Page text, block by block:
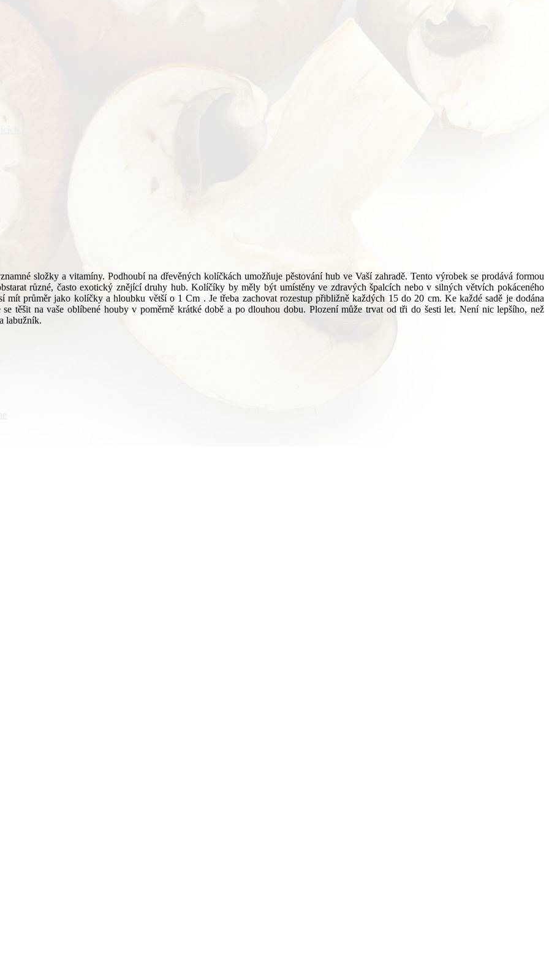
složky a vitamíny. Podhoubí na dřevěných kolíčkách umožňuje pěstování hub ve Vaší zahradě. Tento výrobek se prodává formou
různé, často exotický znějící druhy hub. Kolíčíky by měly být umístěny ve zdravých špalcích nebo v silných větvích pokáceného
průměr jako kolíčky a hloubku větší o 1 Cm . Je třeba zachovat rozestup přibližně každých 15 do 20 cm. Ke každé sadě je dodána
těšit na vaše oblíbené houby v poměrně krátké době a po dlouhou dobu. Plození může trvat od tři do šesti let. Není nic lepšího, než
labužník.